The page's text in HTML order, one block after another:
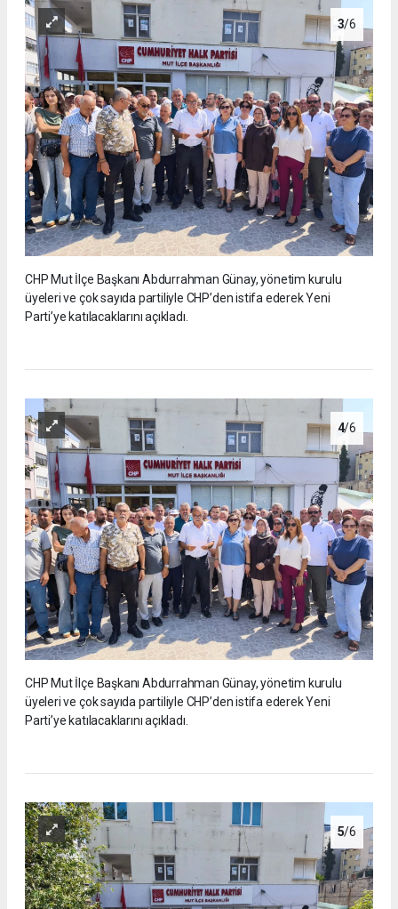
3/6
CHP Mut İlçe Başkanı Abdurrahman Günay, yönetim kurulu
üyeleri ve çok sayıda partiliyle CHP’den istifa ederek Yeni
Parti’ye katılacaklarını açıkladı.
4/6
CHP Mut İlçe Başkanı Abdurrahman Günay, yönetim kurulu
üyeleri ve çok sayıda partiliyle CHP’den istifa ederek Yeni
Parti’ye katılacaklarını açıkladı.
5/6